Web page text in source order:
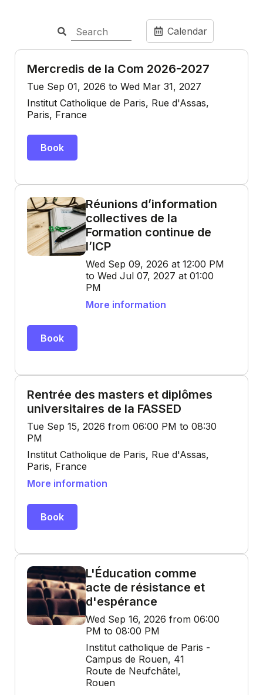
Calendar
Mercredis de la Com 2026-2027
Tue Sep 01, 2026 to Wed Mar 31, 2027
Institut Catholique de Paris, Rue d'Assas,
Paris, France
Book
Réunions d’information
collectives de la
Formation continue de
l’ICP
Wed Sep 09, 2026 at 12:00 PM
to Wed Jul 07, 2027 at 01:00
PM
More information
Book
Rentrée des masters et diplômes
universitaires de la FASSED
Tue Sep 15, 2026 from 06:00 PM to 08:30
PM
Institut Catholique de Paris, Rue d'Assas,
Paris, France
More information
Book
L'Éducation comme
acte de résistance et
d'espérance
Wed Sep 16, 2026 from 06:00
PM to 08:00 PM
Institut catholique de Paris -
Campus de Rouen, 41
Route de Neufchâtel,
Rouen